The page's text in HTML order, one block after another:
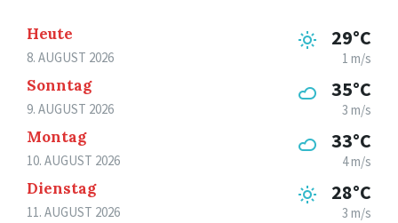
Heute
8. AUGUST 2026
29°C
1 m/s
Sonntag
9. AUGUST 2026
35°C
3 m/s
Montag
10. AUGUST 2026
33°C
4 m/s
Dienstag
11. AUGUST 2026
28°C
3 m/s